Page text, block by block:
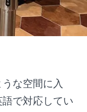
な空間に入
で対応してい